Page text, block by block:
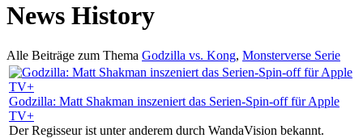
News History
Alle Beiträge zum Thema Godzilla vs. Kong, Monsterverse Serie
Godzilla: Matt Shakman inszeniert das Serien-Spin-off für Apple
TV+
Der Regisseur ist unter anderem durch WandaVision bekannt.